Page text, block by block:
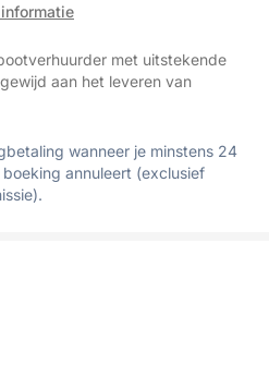
met uitstekende
aan het leveren van
wanneer je minstens 24
annuleert (exclusief